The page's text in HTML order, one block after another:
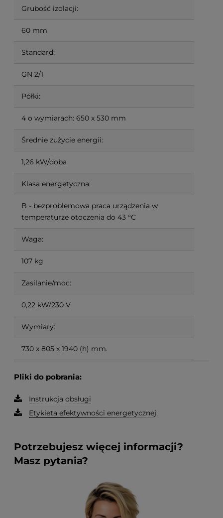
Grubość izolacji:
60 mm
Standard:
GN 2/1
Półki:
4 o wymiarach: 650 x 530 mm
Średnie zużycie energii:
1,26 kW/doba
Klasa energetyczna:
B - bezproblemowa praca urządzenia w
temperaturze otoczenia do 43 °C
Waga:
107 kg
Zasilanie/moc:
0,22 kW/230 V
Wymiary:
730 x 805 x 1940 (h) mm.
Pliki do pobrania:
Instrukcja obsługi
Etykieta efektywności energetycznej
Potrzebujesz więcej informacji?
Masz pytania?